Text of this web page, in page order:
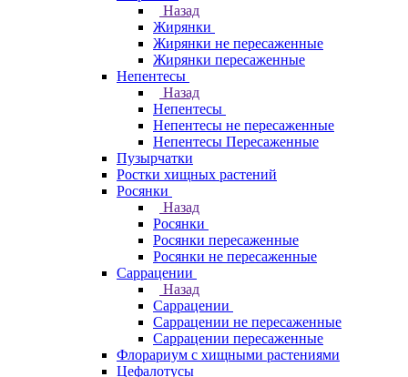
Назад
Жирянки
Жирянки не пересаженные
Жирянки пересаженные
Непентесы
Назад
Непентесы
Непентесы не пересаженные
Непентесы Пересаженные
Пузырчатки
Ростки хищных растений
Росянки
Назад
Росянки
Росянки пересаженные
Росянки не пересаженные
Саррацении
Назад
Саррацении
Саррацении не пересаженные
Саррацении пересаженные
Флорариум с хищными растениями
Цефалотусы